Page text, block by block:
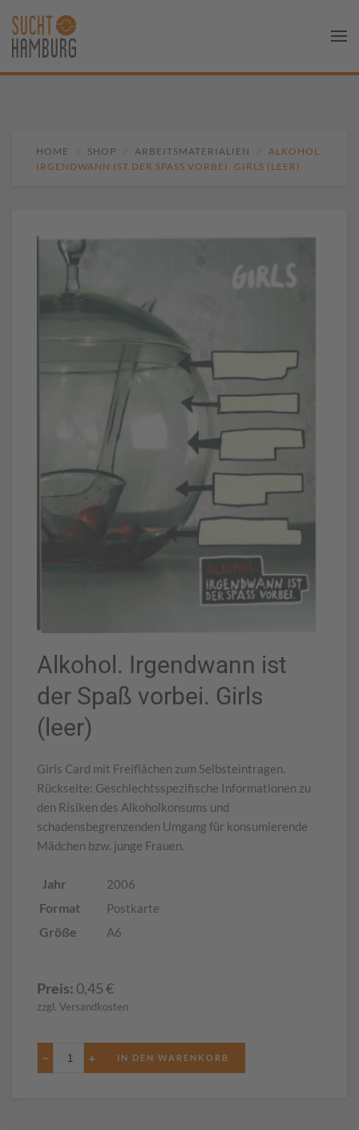
HOME SHOP ARBEITSMATERIALIEN
ALKOHOL.
IRGENDWANN IST DER SPASS VORBEI. GIRLS (LEER)
Alkohol. Irgendwann ist
der Spaß vorbei. Girls
(leer)
Girls Card mit Freiflächen zum Selbsteintragen.
Rückseite: Geschlechtsspezifische Informationen zu
den Risiken des Alkoholkonsums und
schadensbegrenzenden Umgang für konsumierende
Mädchen bzw. junge Frauen.
Jahr 2006
Format Postkarte
Größe A6
Preis: 0,45€
zzgl. Versandkosten
− +